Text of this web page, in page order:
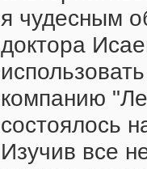
я чудесным
доктора
компанию
состоялось
Изучив все